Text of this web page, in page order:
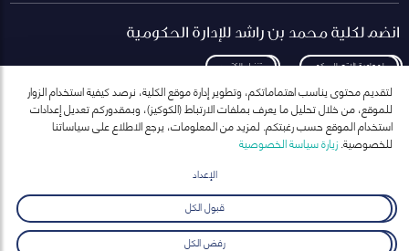
انضم لكلية محمد بن راشد للإدارة الحكومية
لمعاودة الاتصال بكم تنزيل الكتيب
انضم إلى قائمة مراسلاتنا
ارسال
لتقديم محتوى يناسب اهتماماتكم، وتطوير إدارة موقع الكلية، نرصد كيفية استخدام الزوار
للموقع، من خلال تحليل ما يعرف بملفات الارتباط (الكوكيز)، وبمقدوركم تعديل إعدادات
استخدام الموقع حسب رغبتكم. لمزيد من المعلومات، يرجع الاطلاع على سياساتنا
للخصوصية.زيارة سياسة الخصوصية
الإعداد
قبول الكل
رفض الكل